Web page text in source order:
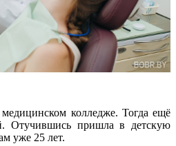
колледже. Тогда ещё
Отучившись пришла в детскую
уже 25 лет.